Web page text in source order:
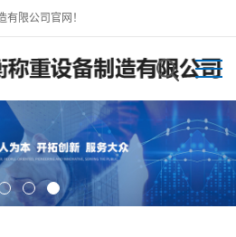
限公司官网！